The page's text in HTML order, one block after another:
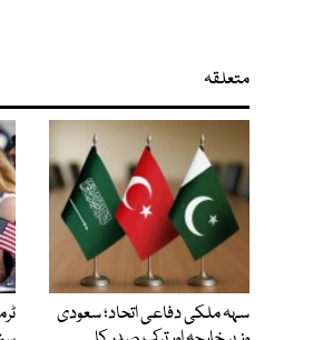
متعلقہ
سہہ ملکی دفاعی اتحاد؛ سعودی